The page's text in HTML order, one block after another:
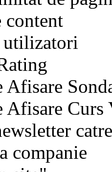
content
utilizatori
Afisare
Curs
companie